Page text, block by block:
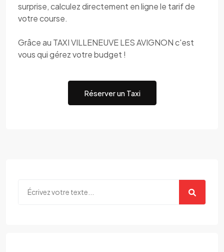
surprise, calculez directement en ligne le tarif de
votre course.
Grâce au TAXI VILLENEUVE LES AVIGNON c'est
vous qui gérez votre budget !
Réserver un Taxi